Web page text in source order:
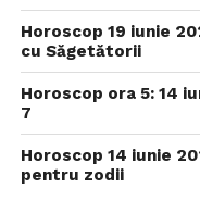
Horoscop 19 iunie
cu Săgetătorii
Horoscop ora 5: 14
7
Horoscop 14 iunie
pentru zodii